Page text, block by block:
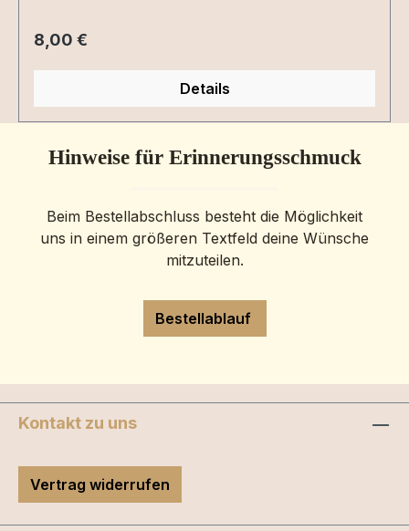
Regulärer Preis:
8,00 €
Details
Hinweise für Erinnerungsschmuck
Beim Bestellabschluss besteht die Möglichkeit
uns in einem größeren Textfeld deine Wünsche
mitzuteilen.
Bestellablauf
Kontakt zu uns
Vertrag widerrufen